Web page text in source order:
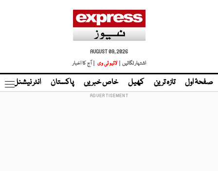
AUGUST 09, 2026
اشتہار لگائیں |
لائیو ٹی وی | آج کا اخبار
صفحۂ اول تازہ ترین کھیل خاص خبریں پاکستان انٹر نیشنل